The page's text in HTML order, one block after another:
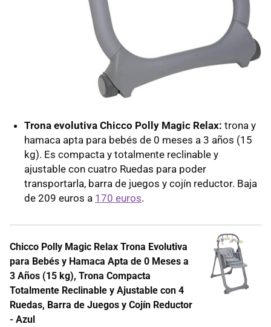
Trona evolutiva Chicco Polly Magic Relax: trona y
hamaca apta para bebés de 0 meses a 3 años (15
kg). Es compacta y totalmente reclinable y
ajustable con cuatro Ruedas para poder
transportarla, barra de juegos y cojín reductor. Baja
de 209 euros a 170 euros.
Chicco Polly Magic Relax Trona Evolutiva
para Bebés y Hamaca Apta de 0 Meses a
3 Años (15 kg), Trona Compacta
Totalmente Reclinable y Ajustable con 4
Ruedas, Barra de Juegos y Cojín Reductor
- Azul